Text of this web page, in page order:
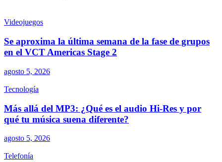
Videojuegos
Se aproxima la última semana de la fase de grupos
en el VCT Americas Stage 2
agosto 5, 2026
Tecnología
Más allá del MP3: ¿Qué es el audio Hi-Res y por
qué tu música suena diferente?
agosto 5, 2026
Telefonía